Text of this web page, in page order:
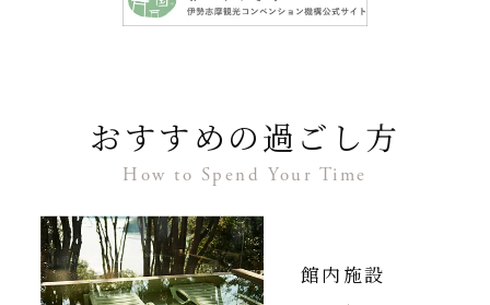
おすすめの過ごし方
How to Spend Your Time
館内施設